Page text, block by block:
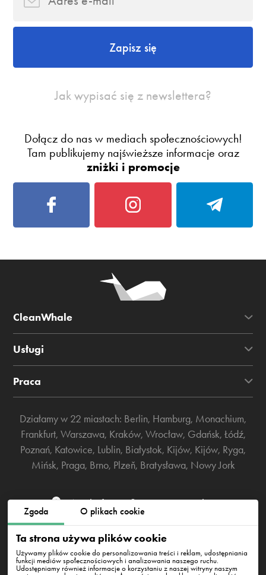
Zgoda O plikach cookie
Ta strona używa plików cookie
Używamy plików cookie do personalizowania treści i reklam, udostępniania
funkcji mediów społecznościowych i analizowania naszego ruchu.
Udostępniamy również informacje o korzystaniu z naszej witryny naszym
Zapisz się
Jak wypisać się z newslettera?
Dołącz do nas w mediach społecznościowych!
Tam publikujemy najświeższe informacje oraz
zniżki i promocje
CleanWhale
Usługi
Praca
Działamy w 22 miastach: Berlin, Hamburg, Monachium,
Frankfurt, Warszawa, Kraków, Wrocław, Gdańsk, Łódź,
Poznań, Katowice, Lublin, Białystok, Kijów, Kijów, Ryga,
Mińsk, Praga, Brno, Plzeň, Bratysława, Nowy Jork
Westhafenstraße 1, 13353 Berlin
info@cleanwhale.de